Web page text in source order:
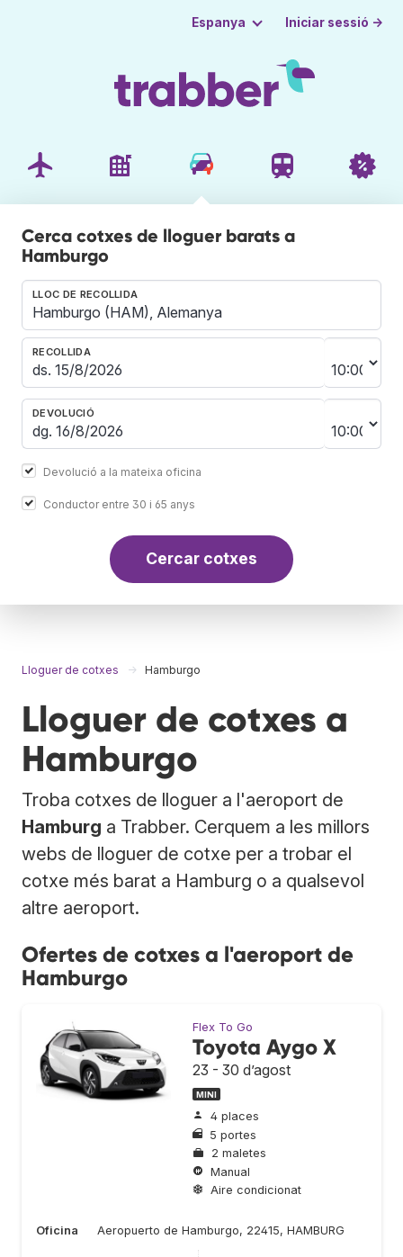
Espanya Iniciar sessió →
Cerca cotxes de lloguer barats a
Hamburgo
LLOC DE RECOLLIDA
RECOLLIDA
DEVOLUCIÓ
Devolució a la mateixa oficina
Conductor entre 30 i 65 anys
Cercar cotxes
Lloguer de cotxes Hamburgo
Lloguer de cotxes a
Hamburgo
Troba cotxes de lloguer a l'aeroport de
Hamburg a Trabber. Cerquem a les millors
webs de lloguer de cotxe per a trobar el
cotxe més barat a Hamburg o a qualsevol
altre aeroport.
Ofertes de cotxes a l'aeroport de
Hamburgo
Flex To Go
Toyota Aygo X
23 - 30 d’agost
MINI
4 places
5 portes
2 maletes
Manual
Aire condicionat
Oficina Aeropuerto de Hamburgo, 22415, HAMBURG